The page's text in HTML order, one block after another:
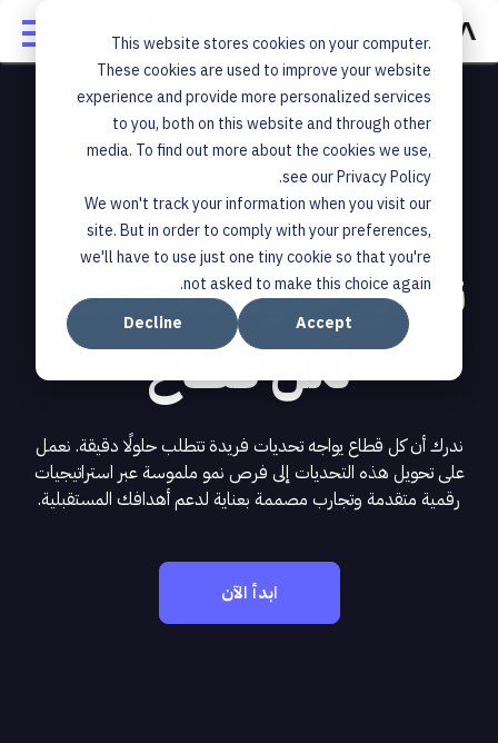
This website stores cookies on your computer.
These cookies are used to improve your website
experience and provide more personalized services
to you, both on this website and through other
media. To find out more about the cookies we use,
see our Privacy Policy.
We won't track your information when you visit our
site. But in order to comply with your preferences,
we'll have to use just one tiny cookie so that you're
not asked to make this choice again.
Accept
Decline
ابدأ الآن
نصنع حلولًا مخصّصة
لكل قطاع
ندرك أن كل قطاع يواجه تحديات فريدة تتطلب حلولًا دقيقة. نعمل
على تحويل هذه التحديات إلى فرص نمو ملموسة عبر استراتيجيات
رقمية متقدمة وتجارب مصممة بعناية لدعم أهدافك المستقبلية.
ابدأ الآن